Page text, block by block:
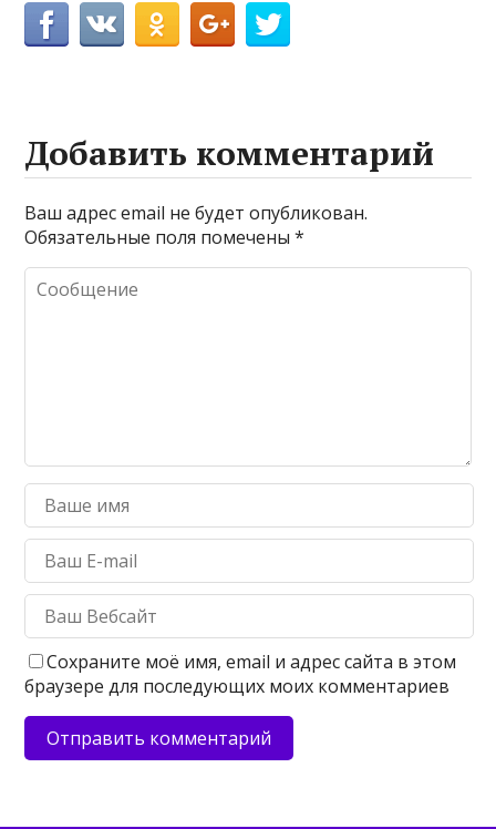
Добавить комментарий
Ваш адрес email не будет опубликован.
Обязательные поля помечены*
Сохраните моё имя, email и адрес сайта в этом
браузере для последующих моих комментариев